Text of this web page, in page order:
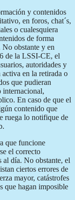
y contenidos
en foros, chat´s,
o cualesquiera
de forma
No obstante y en
de la LSSI-CE, el
autoridades y
en la retirada o
que pudieran
internacional,
En caso de que el
contenido que
ruega lo notifique de
que funcione
el correcto
al día. No obstante, el
ciertos errores de
mayor, catástrofes
que hagan imposible